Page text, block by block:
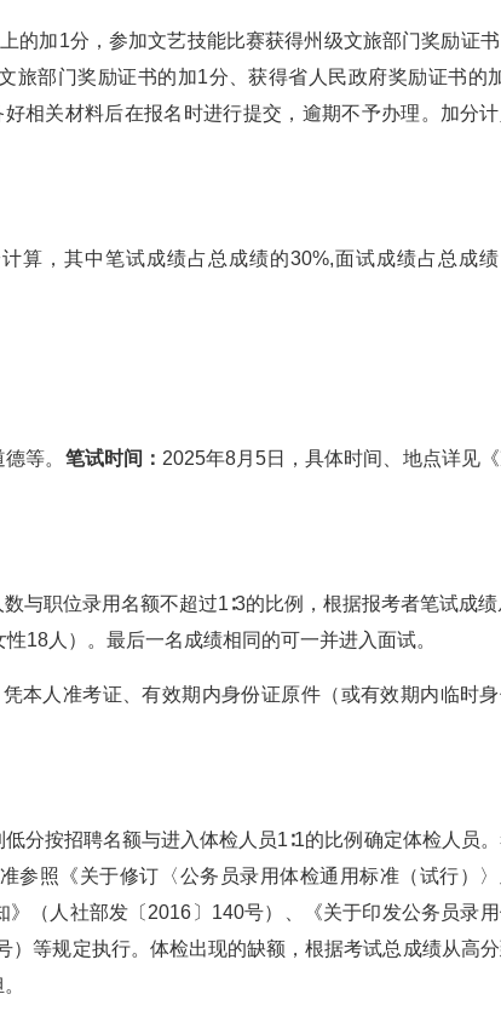
的加1分，参加文艺技能比赛获得州级文旅部门奖励证
旅部门奖励证书的加1分、获得省人民政府奖励证书的
相关材料后在报名时进行提交，逾期不予办理。加分
算，其中笔试成绩占总成绩的30%,面试成绩占总成
等。 笔试时间： 2025年8月5日，具体时间、地点详见
与职位录用名额不超过1∶3的比例，根据报考者笔试成绩
18人）。最后一名成绩相同的可一并进入面试。
本人准考证、有效期内身份证原件（或有效期内临时
分按招聘名额与进入体检人员1∶1的比例确定体检人员
参照《关于修订〈公务员录用体检通用标准（试行）
》（人社部发〔2016〕140号）、《关于印发公务员录
等规定执行。体检出现的缺额，根据考试总成绩从高